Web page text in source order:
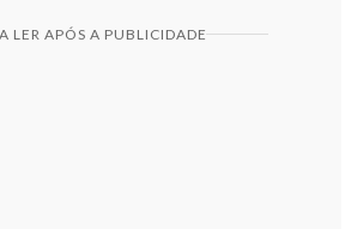
LER APÓS A PUBLICIDADE